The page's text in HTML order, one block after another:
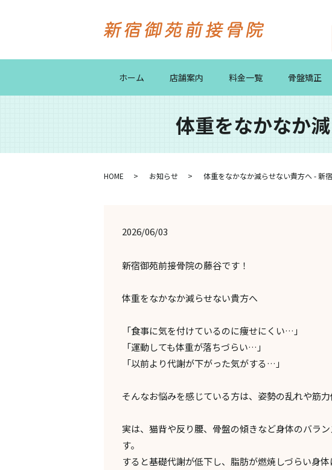
ホーム 店舗案内 料金一覧 骨盤矯正
体重をなかなか
HOME お知らせ 体重をなかなか減らせない貴方へ - 新
2026/06/03
新宿御苑前接骨院の藤谷です！
体重をなかなか減らせない貴方へ
「食事に気を付けているのに痩せにくい…」
「運動しても体重が落ちづらい…」
「以前より代謝が下がった気がする…」
そんなお悩みを感じている方は、姿勢の乱れや筋
実は、猫背や反り腰、骨盤の傾きなど身体のバラ
す。
すると基礎代謝が低下し、脂肪が燃焼しづらい身体